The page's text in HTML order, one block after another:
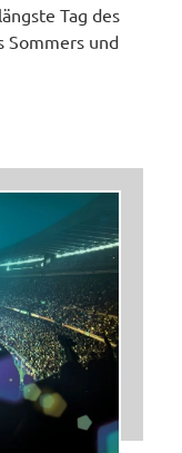
Tag des
Sommers und